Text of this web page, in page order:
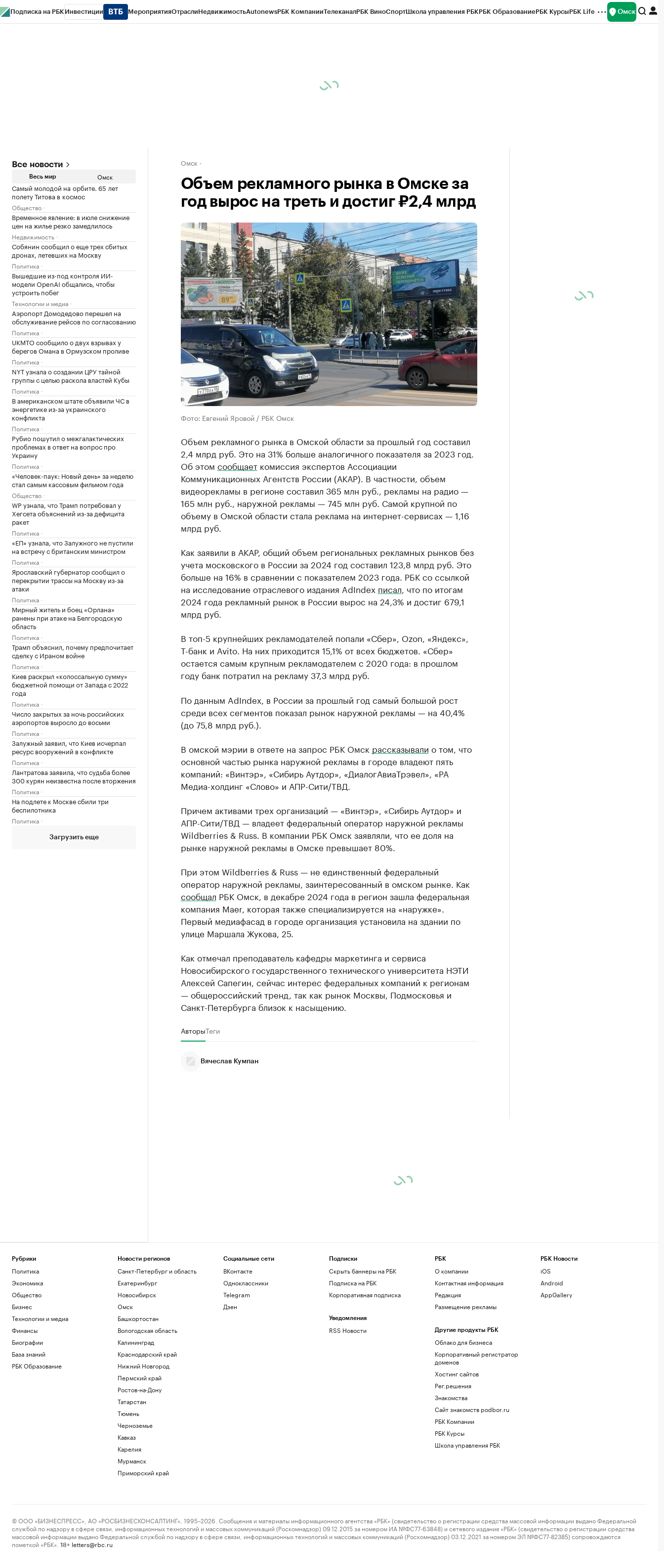
Подписка на РБК Инвестиции МероприятияОтраслиНедвижимостьAutonewsРБК КомпанииТелеканалРБК ВиноСпортШкола управления РБКРБК ОбразованиеРБК КурсыРБК Life Омск
Все новости
Весь мир Омск
Самый молодой на орбите. 65 лет
полету Титова в космос
Общество
Временное явление: в июле снижение
цен на жилье резко замедлилось
Недвижимость
Собянин сообщил о еще трех сбитых
дронах, летевших на Москву
Политика
Вышедшие из-под контроля ИИ-
модели OpenAI общались, чтобы
устроить побег
Технологии и медиа
Аэропорт Домодедово перешел на
обслуживание рейсов по согласованию
Политика
UKMTO сообщило о двух взрывах у
берегов Омана в Ормузском проливе
Политика
NYT узнала о создании ЦРУ тайной
группы с целью раскола властей Кубы
Политика
В американском штате объявили ЧС в
энергетике из-за украинского
конфликта
Политика
Рубио пошутил о межгалактических
проблемах в ответ на вопрос про
Украину
Политика
«Человек-паук: Новый день» за неделю
стал самым кассовым фильмом года
Общество
WP узнала, что Трамп потребовал у
Хегсета объяснений из-за дефицита
ракет
Политика
«ЕП» узнала, что Залужного не пустили
на встречу с британским министром
Политика
Ярославский губернатор сообщил о
перекрытии трассы на Москву из-за
атаки
Политика
Мирный житель и боец «Орлана»
ранены при атаке на Белгородскую
область
Политика
Трамп объяснил, почему предпочитает
сделку с Ираном войне
Политика
Киев раскрыл «колоссальную сумму»
бюджетной помощи от Запада с 2022
года
Политика
Число закрытых за ночь российских
аэропортов выросло до восьми
Политика
Залужный заявил, что Киев исчерпал
ресурс вооружений в конфликте
Политика
Лантратова заявила, что судьба более
300 курян неизвестна после вторжения
Политика
На подлете к Москве сбили три
беспилотника
Политика
Загрузить еще
Омск
Объем рекламного рынка в Омске за
год вырос на треть и достиг ₽2,4 млрд
Фото: Евгений Яровой / РБК Омск
Объем рекламного рынка в Омской области за прошлый год составил
2,4 млрд руб. Это на 31% больше аналогичного показателя за 2023 год.
Об этом сообщаеткомиссия экспертов Ассоциации
Коммуникационных Агентств России (АКАР). В частности, объем
видеорекламы в регионе составил 365 млн руб., рекламы на радио —
165 млн руб., наружной рекламы — 745 млн руб. Самой крупной по
объему в Омской области стала реклама на интернет-сервисах — 1,16
млрд руб.
Как заявили в АКАР, общий объем региональных рекламных рынков без
учета московского в России за 2024 год составил 123,8 млрд руб. Это
больше на 16% в сравнении с показателем 2023 года. РБК со ссылкой
на исследование отраслевого издания AdIndex писал , что по итогам
2024 года рекламный рынок в России вырос на 24,3% и достиг 679,1
млрд руб.
В топ-5 крупнейших рекламодателей попали «Сбер», Ozon, «Яндекс»,
Т-банк и Avito. На них приходится 15,1% от всех бюджетов. «Сбер»
остается самым крупным рекламодателем с 2020 года: в прошлом
году банк потратил на рекламу 37,3 млрд руб.
По данным AdIndex, в России за прошлый год самый большой рост
среди всех сегментов показал рынок наружной рекламы — на 40,4%
(до 75,8 млрд руб.).
В омской мэрии в ответе на запрос РБК Омск рассказывали о том, что
основной частью рынка наружной рекламы в городе владеют пять
компаний: «Винтэр», «Сибирь Аутдор», «ДиалогАвиаТрэвел», «РА
Медиа-холдинг «Слово» и АПР-Сити/ТВД.
Причем активами трех организаций — «Винтэр», «Сибирь Аутдор» и
АПР-Сити/ТВД — владеет федеральный оператор наружной рекламы
Wildberries & Russ. В компании РБК Омск заявляли, что ее доля на
рынке наружной рекламы в Омске превышает 80%.
При этом Wildberries & Russ — не единственный федеральный
оператор наружной рекламы, заинтересованный в омском рынке. Как
сообщал РБК Омск, в декабре 2024 года в регион зашла федеральная
компания Maer, которая также специализируется на «наружке».
Первый медиафасад в городе организация установила на здании по
улице Маршала Жукова, 25.
Как отмечал преподаватель кафедры маркетинга и сервиса
Новосибирского государственного технического университета НЭТИ
Алексей Сапегин, сейчас интерес федеральных компаний к регионам
— общероссийский тренд, так как рынок Москвы, Подмосковья и
Санкт-Петербурга близок к насыщению.
АвторыТеги
Вячеслав Кумпан
Рубрики
Политика
Экономика
Общество
Бизнес
Технологии и медиа
Финансы
Биографии
База знаний
РБК Образование
Новости регионов
Санкт-Петербург и область
Екатеринбург
Новосибирск
Омск
Башкортостан
Вологодская область
Калининград
Краснодарский край
Нижний Новгород
Пермский край
Ростов-на-Дону
Татарстан
Тюмень
Черноземье
Кавказ
Карелия
Мурманск
Приморский край
Социальные сети
ВКонтакте
Одноклассники
Telegram
Дзен
Подписки
Скрыть баннеры на РБК
Подписка на РБК
Корпоративная подписка
Уведомления
RSS Новости
РБК
О компании
Контактная информация
Редакция
Размещение рекламы
Другие продукты РБК
Облако для бизнеса
Корпоративный регистратор
доменов
Хостинг сайтов
Рег.решения
Знакомства
Сайт знакомств podbor.ru
РБК Компании
РБК Курсы
Школа управления РБК
РБК Новости
iOS
Android
AppGallery
© ООО «БИЗНЕСПРЕСС», АО «РОСБИЗНЕСКОНСАЛТИНГ», 1995–2026. Сообщения и материалы информационного агентства «РБК» (свидетельство о регистрации средства массовой информации выдано Федеральной
службой по надзору в сфере связи, информационных технологий и массовых коммуникаций (Роскомнадзор) 09.12.2015 за номером ИА №ФС77-63848) и сетевого издания «РБК» (свидетельство о регистрации средства
массовой информации выдано Федеральной службой по надзору в сфере связи, информационных технологий и массовых коммуникаций (Роскомнадзор) 03.12.2021 за номером ЭЛ №ФС77-82385) сопровождаются
пометкой «РБК».
18+ letters@rbc.ru